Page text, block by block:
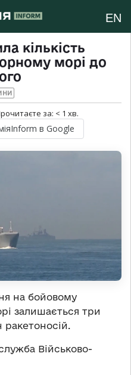
EN
кількість
морі до
за: < 1 хв.
в Google
на бойовому
залишається три
Військово-